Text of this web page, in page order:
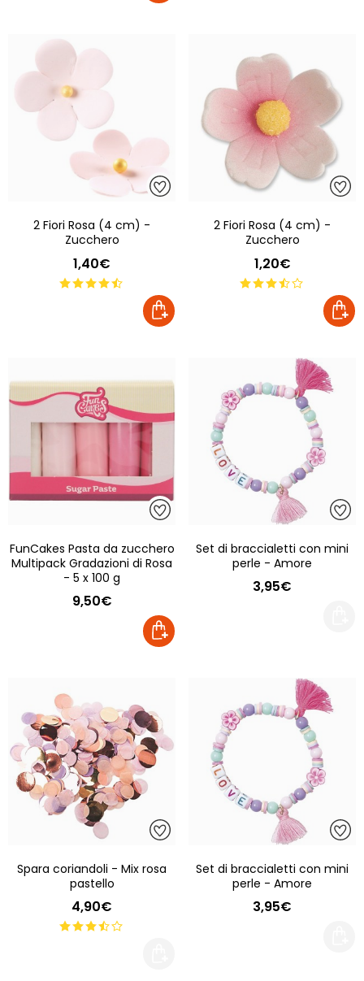
2 Fiori Rosa (4 cm) -
Zucchero
1,40€
2 Fiori Rosa (4 cm) -
Zucchero
1,20€
FunCakes Pasta da zucchero
Multipack Gradazioni di Rosa
- 5 x 100 g
9,50€
Set di braccialetti con mini
perle - Amore
3,95€
Spara coriandoli - Mix rosa
pastello
4,90€
Set di braccialetti con mini
perle - Amore
3,95€